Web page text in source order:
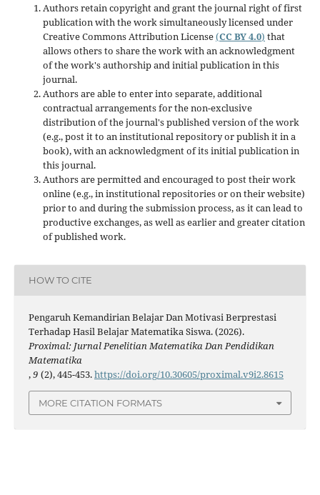
Authors retain copyright and grant the journal right of first
publication with the work simultaneously licensed under
Creative Commons Attribution License(CC BY 4.0) that
allows others to share the work with an acknowledgment
of the work's authorship and initial publication in this
journal.
Authors are able to enter into separate, additional
contractual arrangements for the non-exclusive
distribution of the journal's published version of the work
(e.g., post it to an institutional repository or publish it in a
book), with an acknowledgment of its initial publication in
this journal.
Authors are permitted and encouraged to post their work
online (e.g., in institutional repositories or on their website)
prior to and during the submission process, as it can lead to
productive exchanges, as well as earlier and greater citation
of published work.
HOW TO CITE
Pengaruh Kemandirian Belajar Dan Motivasi Berprestasi
Terhadap Hasil Belajar Matematika Siswa. (2026).
Proximal: Jurnal Penelitian Matematika Dan Pendidikan
Matematika
,9 (2), 445-453.https://doi.org/10.30605/proximal.v9i2.8615
MORE CITATION FORMATS